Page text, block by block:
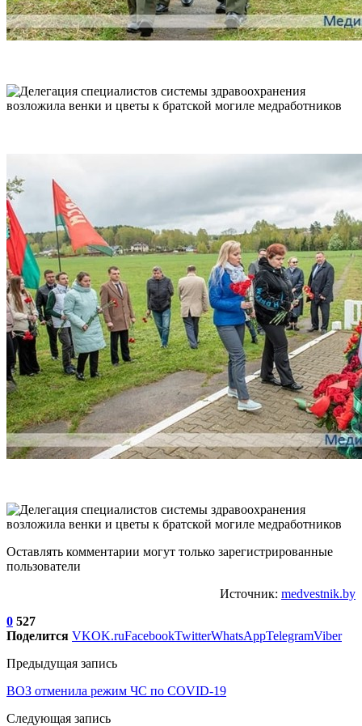
Оставлять комментарии могут только зарегистрированные
пользователи
Источник: medvestnik.by
0 527
Поделится VKOK.ruFacebookTwitterWhatsAppTelegramViber
Предыдущая запись
ВОЗ отменила режим ЧС по COVID-19
Следующая запись